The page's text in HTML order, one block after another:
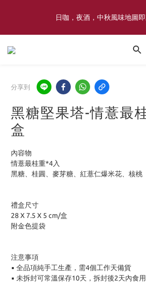
限定
日咖，夜酒，中秋風味地圖
喜豐香1985 × 薑薑小姐花藝工作室｜登記日
分享到
黑糖堅果塔-情薏最
盒
內容物
情薏最桂重*4入
黑糖、桂圓、麥芽糖、紅薏仁爆米花、核桃
禮盒尺寸
28 X 7.5 X 5 cm/盒
附金色提袋
注意事項
▪ 全品項純手工生產，需4個工作天備貨
▪ 未拆封可常溫保存10天，拆封後2天內食